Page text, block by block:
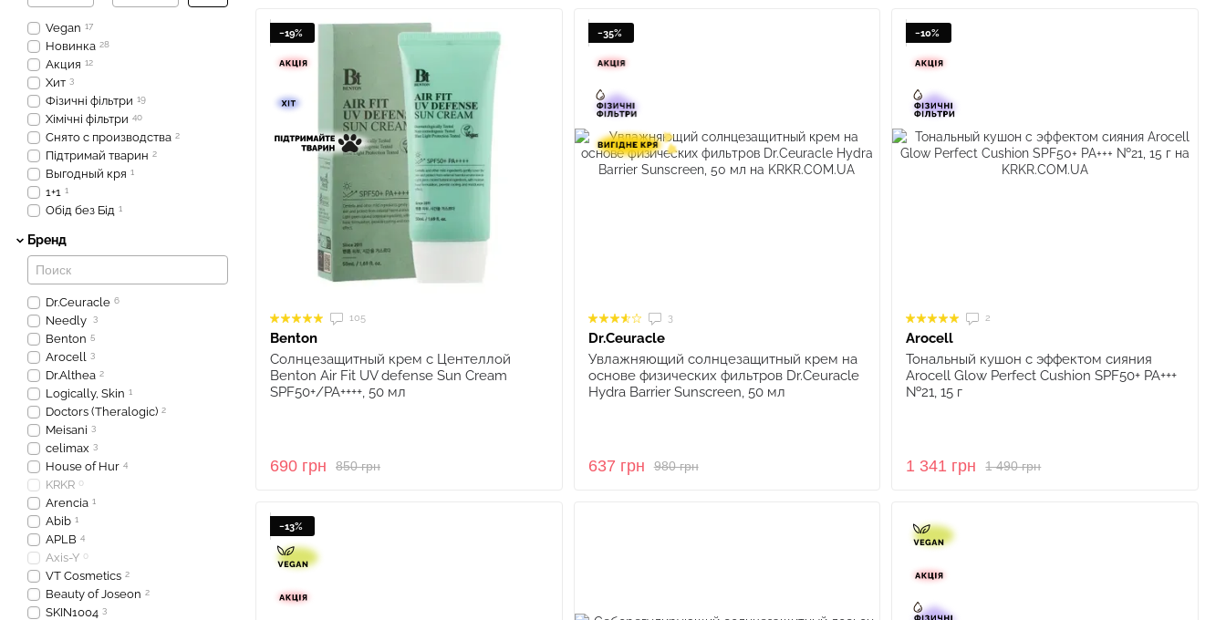
−19%
105
Benton
Солнцезащитный крем с Центеллой
Benton Air Fit UV defense Sun Cream
SPF50+/PA++++, 50 мл
850 грн
690 грн
−35%
3
Dr.Ceuracle
Увлажняющий солнцезащитный крем на
основе физических фильтров Dr.Ceuracle
Hydra Barrier Sunscreen, 50 мл
980 грн
637 грн
−10%
2
Arocell
Тональный кушон с эффектом сияния
Arocell Glow Perfect Cushion SPF50+ PA+++
№21, 15 г
1 490 грн
1 341 грн
−13%
Vegan 17
Новинка 28
Акция 12
Хит 3
Фізичні фільтри 19
Хімічні фільтри 40
Снято с производства 2
Підтримай тварин 2
Выгодный кря 1
1+1 1
Обід без Бід 1
Бренд
Dr.Ceuracle 6
Needly 3
Benton 5
Arocell 3
Dr.Althea 2
Logically, Skin 1
Doctors (Theralogic) 2
Meisani 3
celimax 3
House of Hur 4
KRKR 0
Arencia 1
Abib 1
APLB 4
Axis-Y 0
VT Cosmetics 2
Beauty of Joseon 2
SKIN1004 3